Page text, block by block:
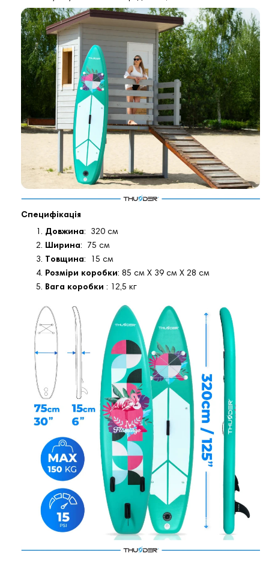
Специфікація
Довжина: 320 см
Ширина: 75 см
Товщина: 15 см
Розміри коробки: 85 см X 39 см X 28 см
Вага коробки : 12,5 кг